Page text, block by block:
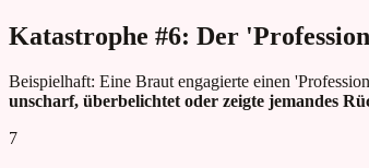
Katastrophe #6: Der
Beispielhaft: Eine Braut engagierte einen
unscharf, überbelichtet oder zeigte jemandes
7